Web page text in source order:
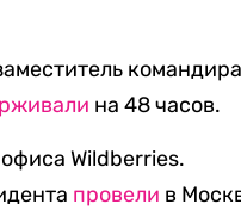
на 48 часов.
Wildberries.
провели в